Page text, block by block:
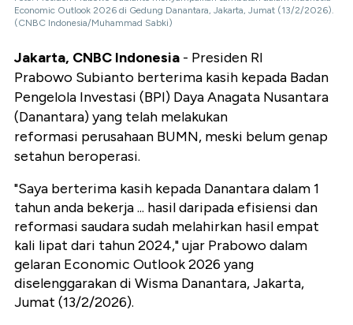
Economic Outlook 2026 di Gedung Danantara, Jakarta, Jumat (13/2/2026).
(CNBC Indonesia/Muhammad Sabki)
Jakarta, CNBC Indonesia - Presiden RI
Prabowo Subianto berterima kasih kepada Badan
Pengelola Investasi (BPI) Daya Anagata Nusantara
(Danantara) yang telah melakukan
reformasi perusahaan BUMN, meski belum genap
setahun beroperasi.
"Saya berterima kasih kepada Danantara dalam 1
tahun anda bekerja ... hasil daripada efisiensi dan
reformasi saudara sudah melahirkan hasil empat
kali lipat dari tahun 2024," ujar Prabowo dalam
gelaran Economic Outlook 2026 yang
diselenggarakan di Wisma Danantara, Jakarta,
Jumat (13/2/2026).